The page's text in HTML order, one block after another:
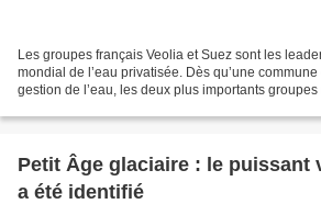
Les groupes français Veolia et Suez sont les
mondial de l’eau privatisée. Dès qu’une
gestion de l’eau, les deux plus importants groupes
Petit Âge glaciaire : le puissant
a été identifié